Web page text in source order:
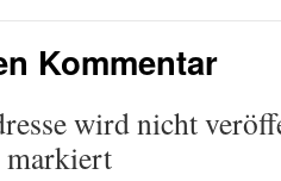
Kommentar
wird nicht
markiert